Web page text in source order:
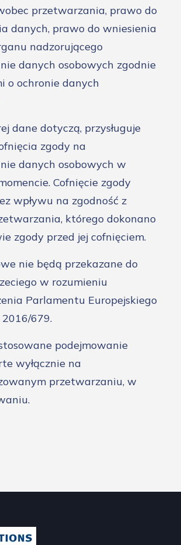
przetwarzania, prawo do
danych, prawo do wniesienia
nadzorującego
danych osobowych zgodnie
o ochronie danych
dane dotyczą, przysługuje
zgody na
danych osobowych w
Cofnięcie zgody
wpływu na zgodność z
którego dokonano
zgody przed jej cofnięciem.
nie będą przekazane do
w rozumieniu
Parlamentu Europejskiego
679.
podejmowanie
wyłącznie na
przetwarzaniu, w